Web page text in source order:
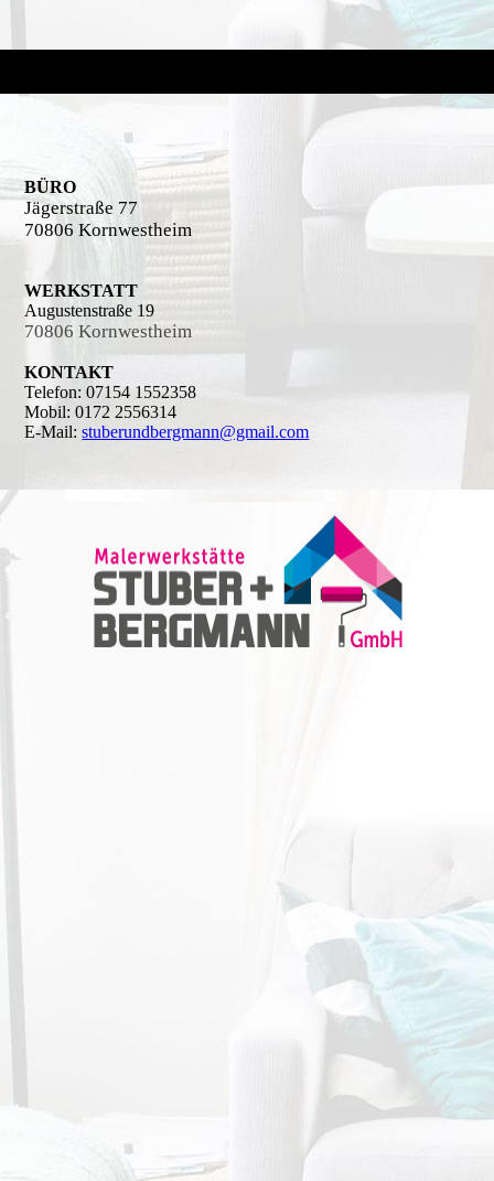
BÜRO
Jägerstraße 77
70806 Kornwestheim
WERKSTATT
Augustenstraße 19
70806 Kornwestheim
KONTAKT
Telefon: 07154 1552358
Mobil: 0172 2556314
E-Mail:stuberundbergmann@gmail.com